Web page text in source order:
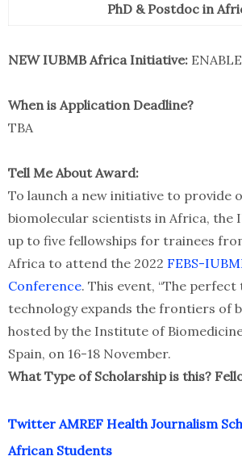
PhD & Postdoc in
NEW IUBMB Africa Initiative: ENABLE
When is Application Deadline?
TBA
Tell Me About Award:
To launch a new initiative to provide
biomolecular scientists in Africa, the
up to five fellowships for trainees
Africa to attend the 2022 FEBS-
Conference. This event, “The
technology expands the frontiers of
hosted by the Institute of
Spain, on 16-18 November.
What Type of Scholarship is this?
Twitter AMREF Health Journalism
African Students